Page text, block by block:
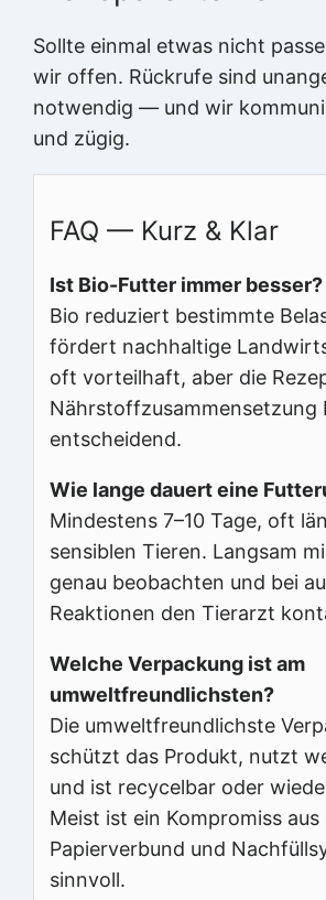
Sollte einmal etwas nicht
wir offen. Rückrufe sind
notwendig — und wir
und zügig.
FAQ — Kurz & Klar
Ist Bio-Futter immer besser?
Bio reduziert bestimmte
fördert nachhaltige
oft vorteilhaft, aber die
Nährstoffzusammensetzung
entscheidend.
Wie lange dauert eine
Mindestens 7–10 Tage, oft
sensiblen Tieren. Langsam
genau beobachten und bei
Reaktionen den Tierarzt
Welche Verpackung ist am
umweltfreundlichsten?
Die umweltfreundlichste
schützt das Produkt, nutzt
und ist recycelbar oder
Meist ist ein Kompromiss aus
Papierverbund und
sinnvoll.